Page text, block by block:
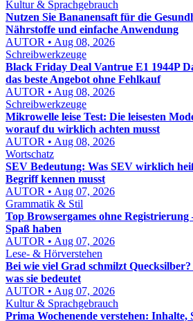
Kultur & Sprachgebrauch
Nutzen Sie Bananensaft für die
Nährstoffe und einfache Anwendung
AUTOR • Aug 08, 2026
Schreibwerkzeuge
Black Friday Deal Vantrue E1 1944P
das beste Angebot ohne Fehlkauf
AUTOR • Aug 08, 2026
Schreibwerkzeuge
Mikrowelle leise Test: Die leisesten
worauf du wirklich achten musst
AUTOR • Aug 08, 2026
Wortschatz
SEV Bedeutung: Was SEV wirklich
Begriff kennen musst
AUTOR • Aug 07, 2026
Grammatik & Stil
Top Browsergames ohne Registrierung
Spaß haben
AUTOR • Aug 07, 2026
Lese- & Hörverstehen
Bei wie viel Grad schmilzt
was sie bedeutet
AUTOR • Aug 07, 2026
Kultur & Sprachgebrauch
Prima Wochenende verstehen: Inhalte,